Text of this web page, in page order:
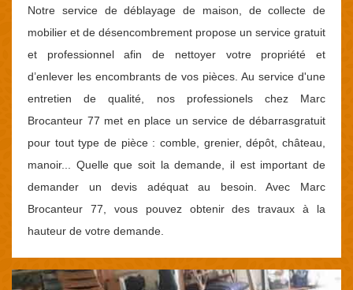
Notre service de déblayage de maison, de collecte de
mobilier et de désencombrement propose un service gratuit
et professionnel afin de nettoyer votre propriété et
d’enlever les encombrants de vos pièces. Au service d'une
entretien de qualité, nos professionels chez Marc
Brocanteur 77 met en place un service de débarrasgratuit
pour tout type de pièce : comble, grenier, dépôt, château,
manoir... Quelle que soit la demande, il est important de
demander un devis adéquat au besoin. Avec Marc
Brocanteur 77, vous pouvez obtenir des travaux à la
hauteur de votre demande.